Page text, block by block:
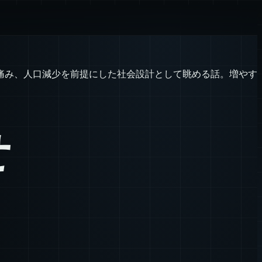
、人口減少を前提にした社会設計として眺める話。増やす